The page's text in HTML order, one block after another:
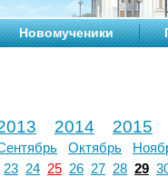
Новомученики
2014 2015
Октябрь
23 24 25 26 27 28 29